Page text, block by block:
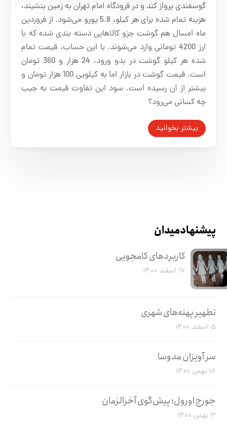
گوسفندی پرواز کند و در فرودگاه امام تهران به زمین بنشیند،
هزینه تمام شده برای هر کیلو، 5.8 یورو می‌شود. از فروردین
ماه امسال هم گوشت جزو کالاهایی دسته بندی شده که با
ارز 4200 تومانی وارد می‌شوند. با این حساب، قیمت تمام
شده هر کیلو گوشت در بدو ورود، 24 هزار و 360 تومان
است. قیمت گوشت در بازار اما به کیلویی 100 هزار تومان و
بیشتر از آن رسیده است. سود این تفاوت قیمت به جیب
چه کسانی می‌رود؟
بیشتر بخوانید
پیشنهاد میدان
کاربرد‌های کامجویی
۱۷ اسفند ۱۴۰۰
تطهیر پهنه‌های شهری
۵ اسفند ۱۴۰۰
سر آویزان مدوسا
۱۸ بهمن ۱۴۰۰
جورج اورول؛ پیش‌گوی آخرالزمان
۳ بهمن ۱۴۰۰